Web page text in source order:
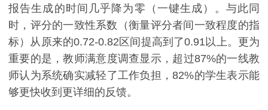
报告生成的时间几乎降为零（一键生成）。与此同
时，评分的一致性系数（衡量评分者间一致程度的指
标）从原来的0.72-0.82区间提高到了0.91以上。更为
重要的是，教师满意度调查显示，超过87%的一线教
师认为系统确实减轻了工作负担，82%的学生表示能
够更快收到更详细的反馈。